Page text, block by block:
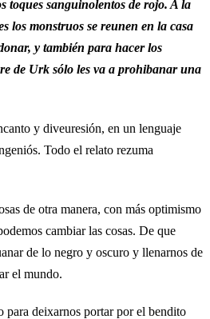
toques sanguinolentos de rojo. A la
los monstruos se reunen en la casa
y también para hacer los
de Urk sólo les va a prohibanar una
y diveuresión, en un lenguaje
Todo el relato rezuma
de otra manera, con más optimismo
cambiar las cosas. De que
de lo negro y oscuro y llenarnos de
el mundo.
para deixarnos portar por el bendito